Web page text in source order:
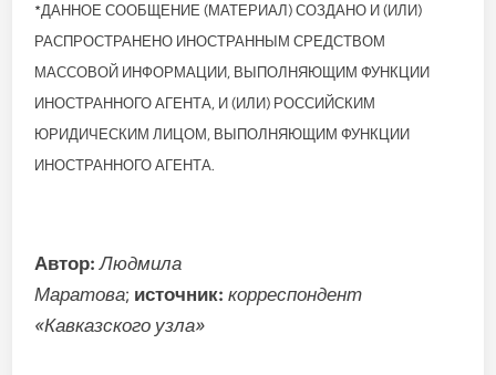
*ДАННОЕ СООБЩЕНИЕ (МАТЕРИАЛ) СОЗДАНО И (ИЛИ)
РАСПРОСТРАНЕНО ИНОСТРАННЫМ СРЕДСТВОМ
МАССОВОЙ ИНФОРМАЦИИ, ВЫПОЛНЯЮЩИМ ФУНКЦИИ
ИНОСТРАННОГО АГЕНТА, И (ИЛИ) РОССИЙСКИМ
ЮРИДИЧЕСКИМ ЛИЦОМ, ВЫПОЛНЯЮЩИМ ФУНКЦИИ
ИНОСТРАННОГО АГЕНТА.
Автор: Людмила
Маратова; источник: корреспондент
«Кавказского узла»